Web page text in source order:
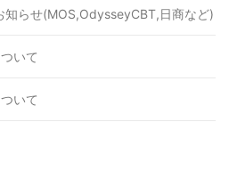
知らせ(MOS,OdysseyCBT,日商など)
いて
いて